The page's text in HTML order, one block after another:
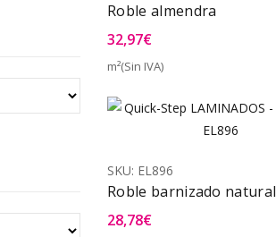
Roble almendra
32,97€
m²(Sin IVA)
SKU: EL896
Roble barnizado natural
28,78€